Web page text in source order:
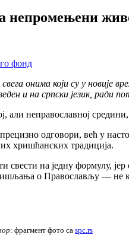
непромењени
онима који су у новије
и на српски језик, ради
неправославној средини,
одговори, већ у
хришћанских традиција.
на једну формулу, јер
о Православљу — не
: фрагмент фото са spc.rs